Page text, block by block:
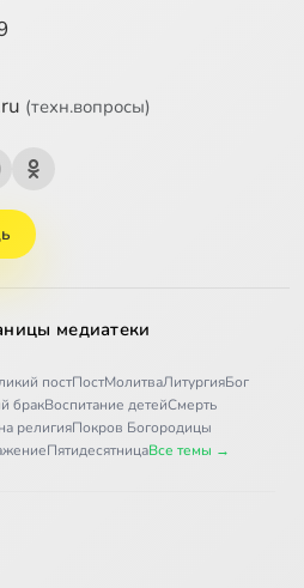
(техн.вопросы)
медиатеки
постПостМолитваЛитургияБог
бракВоспитание детейСмерть
религияПокров Богородицы
ПятидесятницаВсе темы →